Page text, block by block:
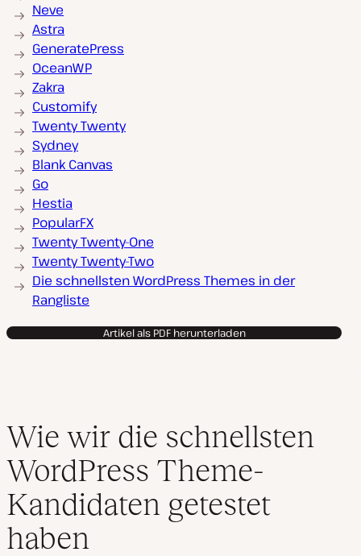
Neve
Astra
GeneratePress
OceanWP
Zakra
Customify
Twenty Twenty
Sydney
Blank Canvas
Go
Hestia
PopularFX
Twenty Twenty-One
Twenty Twenty-Two
Die schnellsten WordPress Themes in der
Rangliste
Artikel als PDF herunterladen
Wie wir die schnellsten
WordPress Theme-
Kandidaten getestet
haben